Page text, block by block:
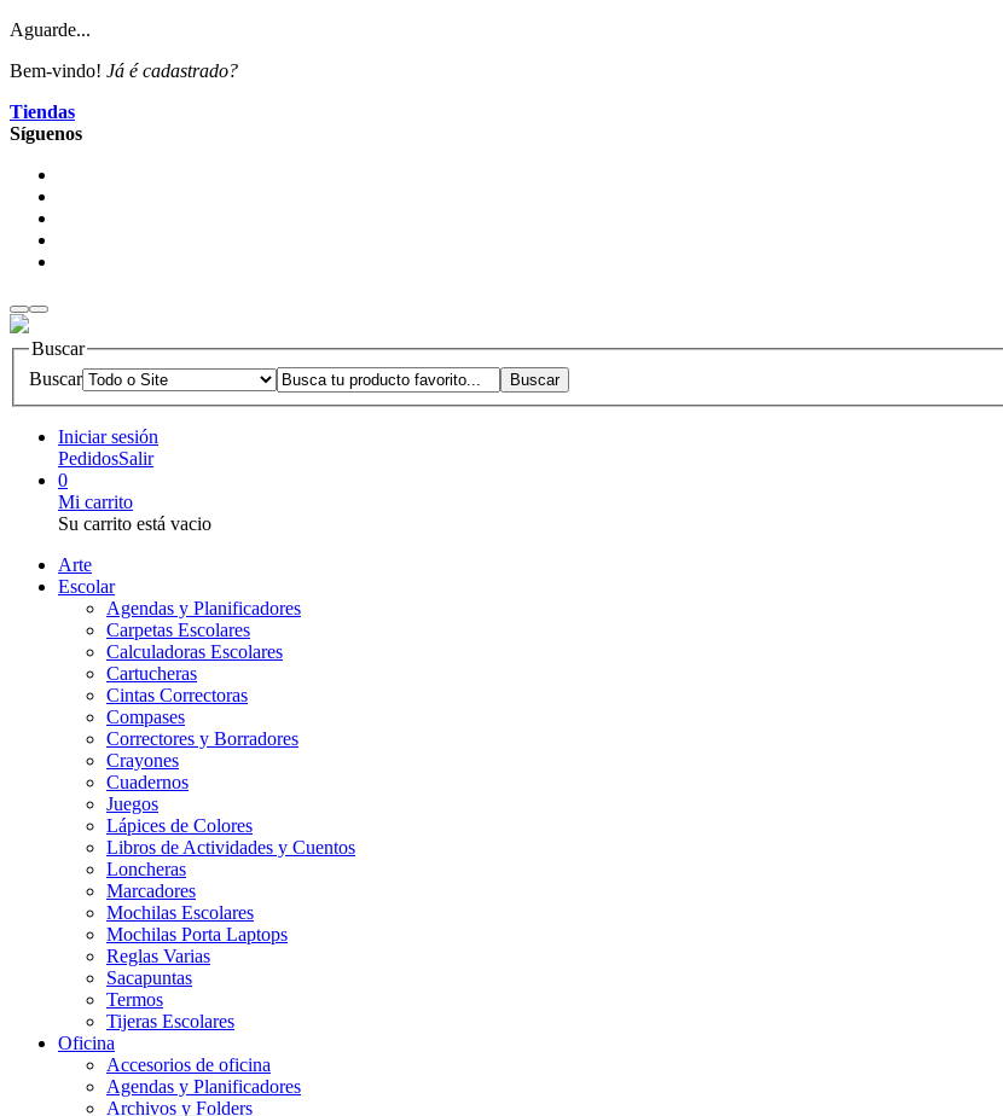
Aguarde...
Bem-vindo! Já é cadastrado?
Tiendas
Síguenos
Buscar
Buscar
Iniciar sesión
PedidosSalir
0
Mi carrito
Su carrito está vacio
Arte
Escolar
Agendas y Planificadores
Carpetas Escolares
Calculadoras Escolares
Cartucheras
Cintas Correctoras
Compases
Correctores y Borradores
Crayones
Cuadernos
Juegos
Lápices de Colores
Libros de Actividades y Cuentos
Loncheras
Marcadores
Mochilas Escolares
Mochilas Porta Laptops
Reglas Varias
Sacapuntas
Termos
Tijeras Escolares
Oficina
Accesorios de oficina
Agendas y Planificadores
Archivos y Folders